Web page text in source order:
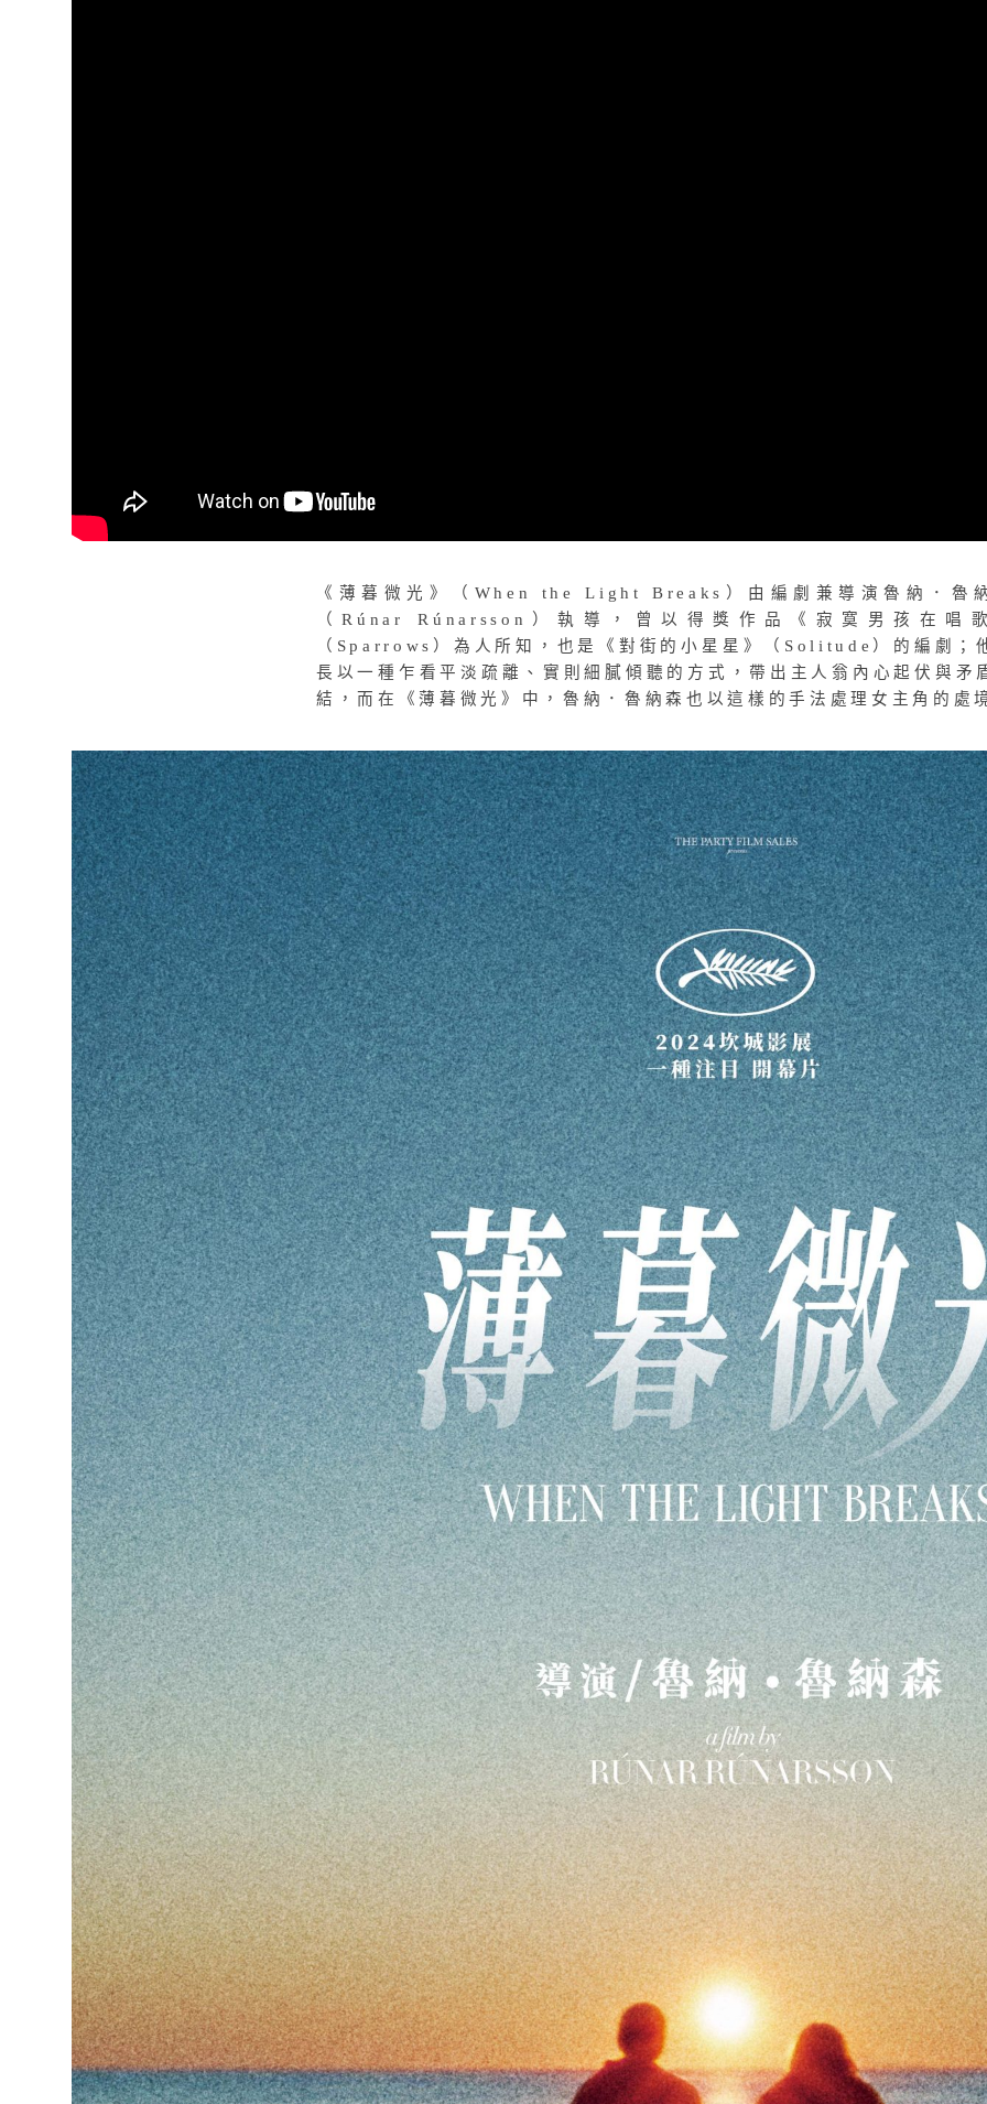
《薄暮微光》（When the Light Breaks）由編劇兼導演魯納．魯
（Rúnar Rúnarsson）執導，曾以得獎作品《寂寞男孩在唱
（Sparrows）為人所知，也是《對街的小星星》（Solitude）的編劇；
長以一種乍看平淡疏離、實則細膩傾聽的方式，帶出主人翁內心起伏與矛
結，而在《薄暮微光》中，魯納．魯納森也以這樣的手法處理女主角的處